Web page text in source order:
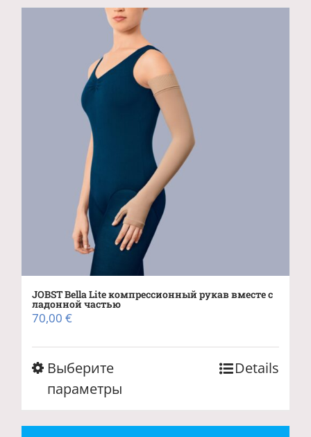
можно
выбрать
на
странице
товара.
JOBST Bella Lite компрессионный рукав вместе с
ладонной частью
70,00 €
Выберите
параметры
Details